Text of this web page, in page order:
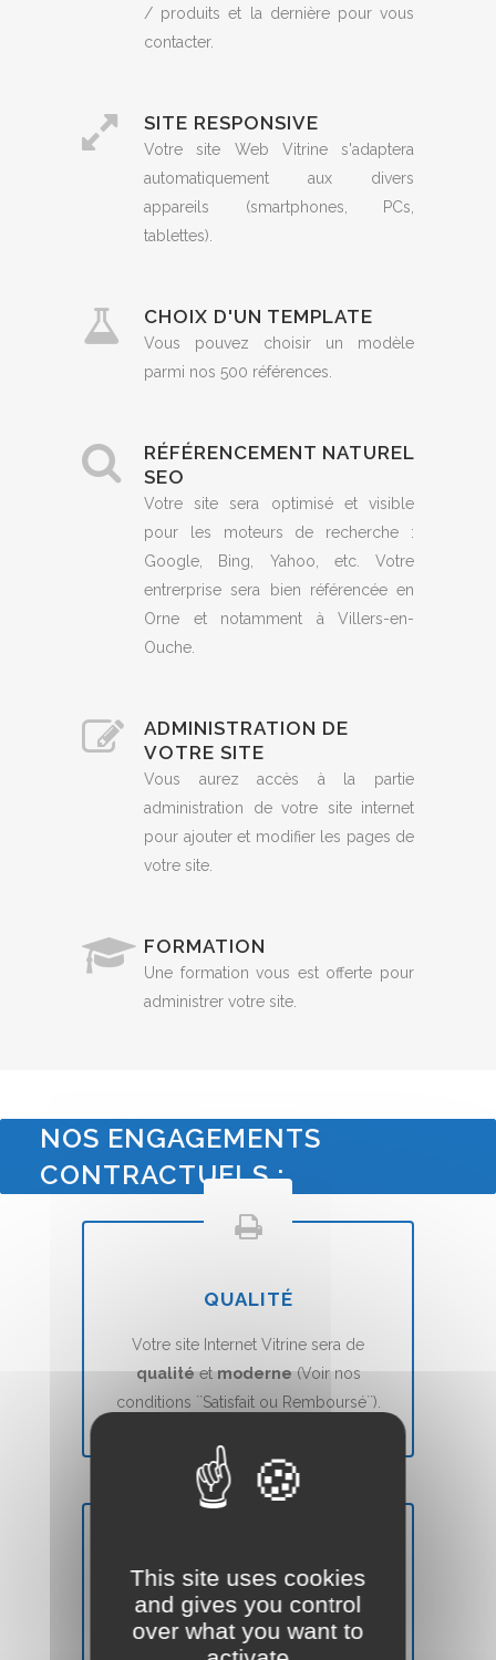
/ produits et la dernière pour vous
contacter.
SITE RESPONSIVE
Votre site Web Vitrine s'adaptera
automatiquement aux divers
appareils (smartphones, PCs,
tablettes).
CHOIX D'UN TEMPLATE
Vous pouvez choisir un modèle
parmi nos 500 références.
RÉFÉRENCEMENT NATUREL
SEO
Votre site sera optimisé et visible
pour les moteurs de recherche :
Google, Bing, Yahoo, etc. Votre
entrerprise sera bien référencée en
Orne et notamment à Villers-en-
Ouche.
ADMINISTRATION DE
VOTRE SITE
Vous aurez accès à la partie
administration de votre site internet
pour ajouter et modifier les pages de
votre site.
FORMATION
Une formation vous est offerte pour
administrer votre site.
NOS ENGAGEMENTS
CONTRACTUELS :
QUALITÉ
Votre site Internet Vitrine sera de
qualitéetmoderne(Voir nos
conditions ``Satisfait ou Remboursé``).
DÉLAIS
Votre site Web Vitrine sera mis en ligne
7 jours(voir nos CGVs).
This site uses cookies
and gives you control
over what you want to